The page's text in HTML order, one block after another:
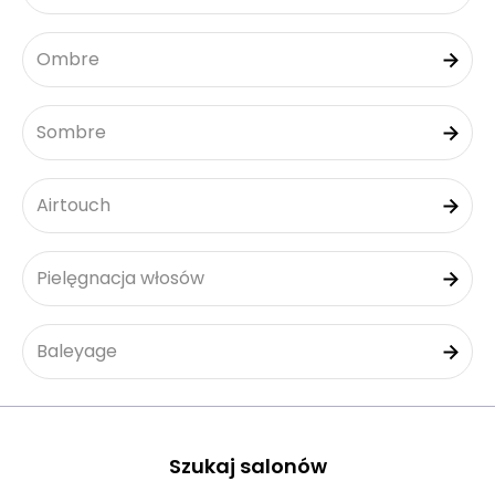
Ombre
Sombre
Airtouch
Pielęgnacja włosów
Baleyage
Szukaj salonów